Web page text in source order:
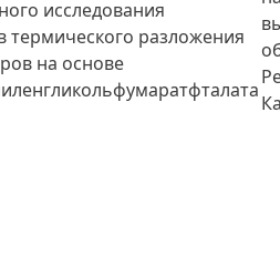
исследования
термического разложения
на основе